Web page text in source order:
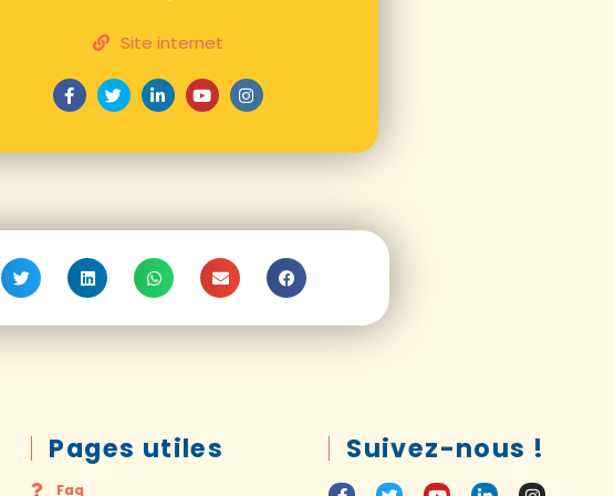
Site internet
Pages utiles
Faq
Suivez-nous !